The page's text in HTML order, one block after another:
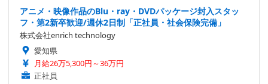
アニメ・映像作品のBlu・ray・DVDパッケージ封入スタッ
フ・第2新卒歓迎/週休2日制「正社員・社会保険完備」
株式会社enrich technology
愛知県
月給26万5,300円～36万円
正社員